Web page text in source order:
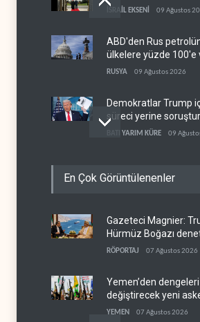
İSRAİL EKSENİ 09 Ağustos
ABD'den Rus
ülkelere yüzde 100'e
gümrük vergisi
RUSYA 09 Ağustos 2026
Demokratlar Trump
süreci yerine
hazırlıyor
BATI YARIM KÜRE 09
Afrika'daki petrol
Pentagon silah
21 gün süre verdi
BATI YARIM KÜRE
En Çok Görüntülenenler
Gazeteci Magnier:
Hürmüz Boğazı
doğrudan İran ve
RÖPORTAJ 07 Ağustos 2026
Yemen’den dengeleri
değiştirecek yeni
denklem
YEMEN 07 Ağustos 2026